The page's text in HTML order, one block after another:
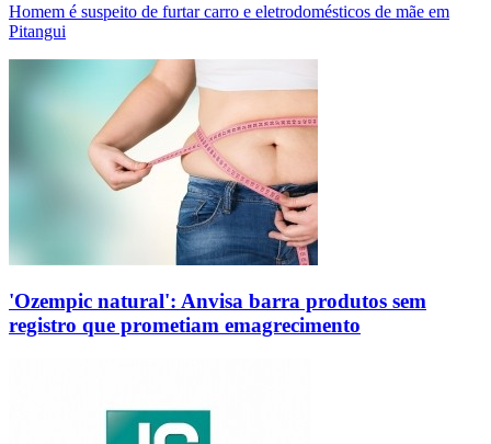
Homem é suspeito de furtar carro e eletrodomésticos de mãe em
Pitangui
'Ozempic natural': Anvisa barra produtos sem
registro que prometiam emagrecimento